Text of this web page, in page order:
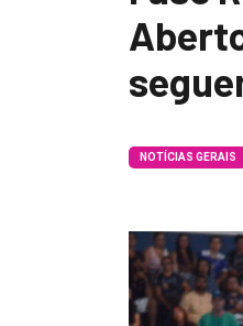
NOTÍCIAS GERAIS